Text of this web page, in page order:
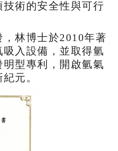
術的安全性與可行
林博士於2010年著
入設備，並取得氫
型專利，開啟氫氣
元。